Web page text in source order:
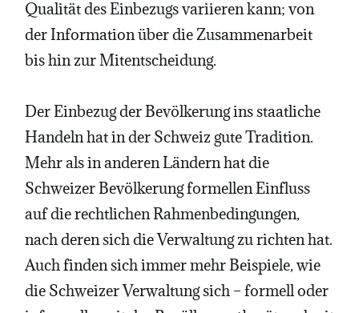
Qualität des Einbezugs variieren kann; von
der Information über die Zusammenarbeit
bis hin zur Mitentscheidung.
Der Einbezug der Bevölkerung ins staatliche
Handeln hat in der Schweiz gute Tradition.
Mehr als in anderen Ländern hat die
Schweizer Bevölkerung formellen Einfluss
auf die rechtlichen Rahmenbedingungen,
nach deren sich die Verwaltung zu richten hat.
Auch finden sich immer mehr Beispiele, wie
die Schweizer Verwaltung sich – formell oder